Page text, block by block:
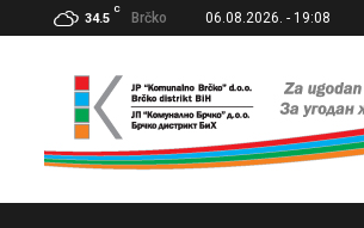
34.5
C
Brčko 06.08.2026. - 19:08